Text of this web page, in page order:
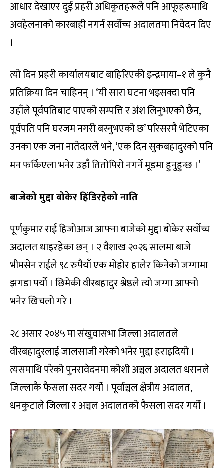
आधार देखाएर दुई प्रहरी अधिकृतहरूले पनि आफूहरूमाथि
अवहेलनाको कारबाही नगर्न सर्वोच्च अदालतमा निवेदन दिए
।
त्यो दिन प्रहरी कार्यालयबाट बाहिरिएकी इन्द्रमाया–१ ले कुनै
प्रतिक्रिया दिन चाहिनन् । ‘यी सारा घटना भइसक्दा पनि
उहाँले पूर्वपतिबाट पाएको सम्पत्ति र अंश लिनुभएको छैन,
पूर्वपति पनि घरजम नगरी बस्नुभएको छ’ परिसरमै भेटिएका
उनका एक जना नातेदारले भने, ‘एक दिन सुकबहादुरको पनि
मन फर्किएला भनेर उहाँ तितोपिरो नगर्ने मूडमा हुनुहुन्छ ।’
बाजेको मुद्दा बोकेर हिंडिरहेको नाति
पूर्णकुमार राई हिजोआज आफ्ना बाजेको मुद्दा बोकेर सर्वोच्च
अदालत धाइरहेका छन् । २ वैशाख २०२६ सालमा बाजे
भीमसेन राईले ९८ रुपैयाँ एक मोहोर हालेर किनेको जग्गामा
झगडा पर्यो । छिमेकी वीरबहादुर श्रेष्ठले त्यो जग्गा आफ्नो
भनेर खिचलो गरे ।
२८ असार २०४५ मा संखुवासभा जिल्ला अदालतले
वीरबहादुरलाई जालसाजी गरेको भनेर मुद्दा हराइदियो ।
त्यसमाथि परेको पुनरावेदनमा कोशी अञ्चल अदालत धरानले
जिल्लाकै फैसला सदर गर्यो । पूर्वाञ्चल क्षेत्रीय अदालत,
धनकुटाले जिल्ला र अञ्चल अदालतको फैसला सदर गर्यो ।